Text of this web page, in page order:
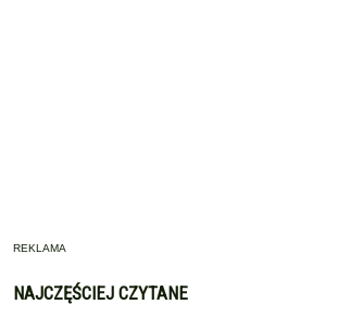
REKLAMA
NAJCZĘŚCIEJ CZYTANE